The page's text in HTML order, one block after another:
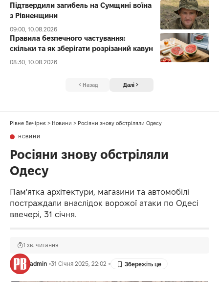
Підтвердили загибель на Сумщині воїна
з Рівненщини
09:00, 10.08.2026
Правила безпечного частування:
скільки та як зберігати розрізаний кавун
08:30, 10.08.2026
Назад Далі
Рівне Вечірнє > Новини > Росіяни знову обстріляли Одесу
НОВИНИ
Росіяни знову обстріляли
Одесу
Пам'ятка архітектури, магазини та автомобілі
постраждали внаслідок ворожої атаки по Одесі
ввечері, 31 січня.
admin 31 Січня 2025, 22:02
1 хв. читання